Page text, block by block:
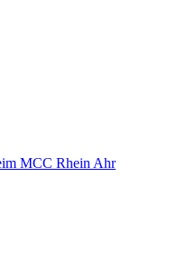
MCC Rhein Ahr